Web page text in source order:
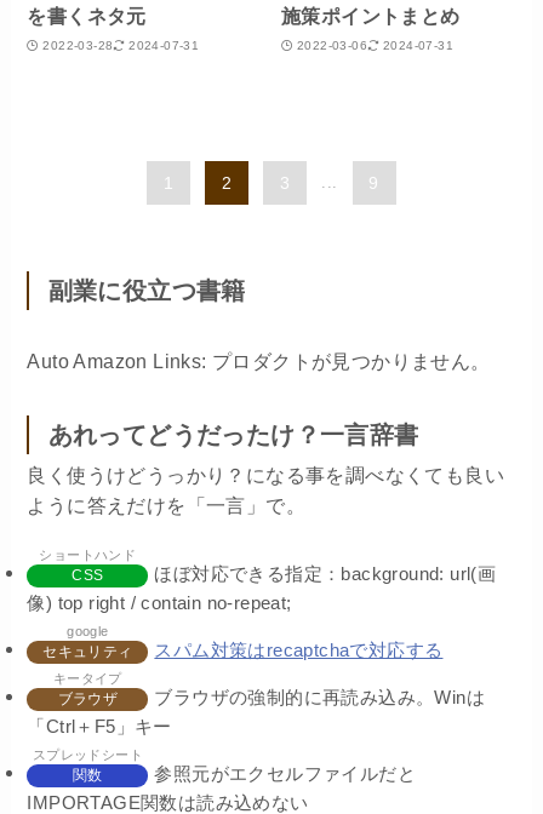
を書くネタ元
2022-03-28 2024-07-31
施策ポイントまとめ
2022-03-06 2024-07-31
1 2 3 ... 9
副業に役立つ書籍
Auto Amazon Links: プロダクトが見つかりません。
あれってどうだったけ？一言辞書
良く使うけどうっかり？になる事を調べなくても良い
ように答えだけを「一言」で。
CSS
ショートハンド
ほぼ対応できる指定：background: url(画
像) top right / contain no-repeat;
セキュリティ
google
スパム対策はrecaptchaで対応する
ブラウザ
キータイプ
ブラウザの強制的に再読み込み。Winは
「Ctrl＋F5」キー
関数
スプレッドシート
参照元がエクセルファイルだと
IMPORTAGE関数は読み込めない